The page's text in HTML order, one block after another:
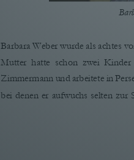
Barbara Weber wurde als achtes
Mutter  hatte  schon  zwei  Kinder
Zimmermann und arbeitete in
bei denen er aufwuchs selten zur